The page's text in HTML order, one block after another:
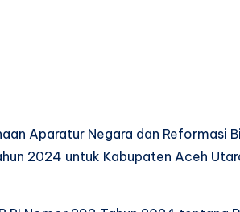
Aparatur Negara dan Reformasi
2024 untuk Kabupaten Aceh